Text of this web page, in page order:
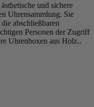
und sichere
Uhrensammlung. Sie
abschließbaren
Personen der Zugriff
Uhrenboxen aus Holz..